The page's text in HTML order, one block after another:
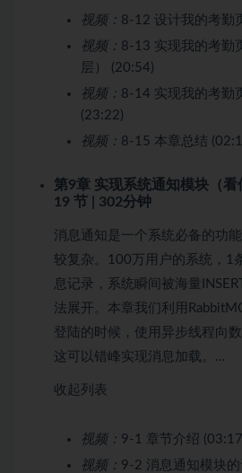
视频： 8-12 设计我的考勤
视频： 8-13 实现我的考勤
层） (20:54)
视频： 8-14 实现我的考勤
(23:22)
视频： 8-15 本章总结
第9章 实现系统通知模块（看
19 节 | 302分钟
消息通知是一个系统必备的功
较复杂。100万用户的系统，1
息记录，系统瞬间被海量
法展开。本章我们利用
登陆的时候，使用异步线程向
这可以错峰实现消息加载。…
收起列表
视频： 9-1 章节介绍
视频： 9-2 消息通知模块